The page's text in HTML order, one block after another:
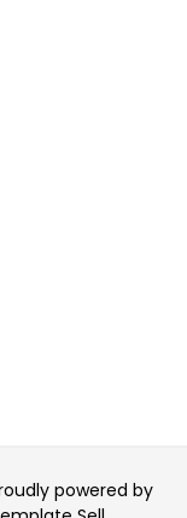
powered by